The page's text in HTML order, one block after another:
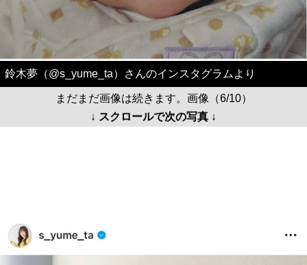
鈴木夢（@s_yume_ta）さんのインスタグラムより
まだまだ画像は続きます。画像（6/10）
↓ スクロールで次の写真 ↓